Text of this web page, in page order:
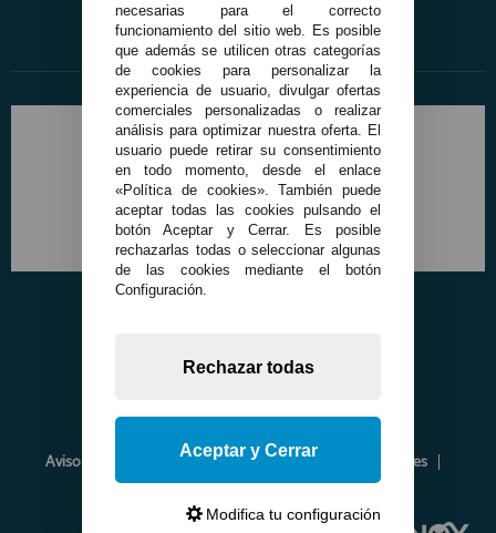
Aviso Legal Política de Privacidad
Política de Cookies
Envíos y Devoluciones
Opiniones
necesarias para el correcto
funcionamiento del sitio web. Es posible
que además se utilicen otras categorías
de cookies para personalizar la
experiencia de usuario, divulgar ofertas
comerciales personalizadas o realizar
análisis para optimizar nuestra oferta. El
usuario puede retirar su consentimiento
en todo momento, desde el enlace
«Política de cookies». También puede
aceptar todas las cookies pulsando el
botón Aceptar y Cerrar. Es posible
rechazarlas todas o seleccionar algunas
de las cookies mediante el botón
Configuración.
Rechazar todas
Aceptar y Cerrar
Modifica tu configuración